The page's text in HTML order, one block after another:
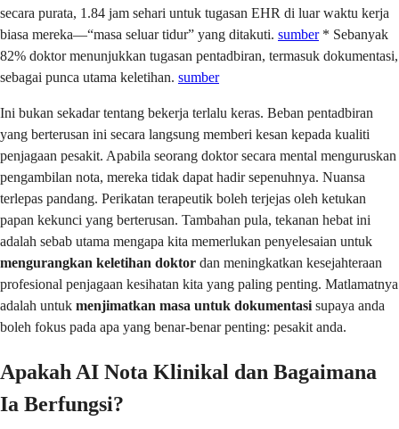
secara purata, 1.84 jam sehari untuk tugasan EHR di luar waktu kerja
biasa mereka—“masa seluar tidur” yang ditakuti. sumber* Sebanyak
82% doktor menunjukkan tugasan pentadbiran, termasuk dokumentasi,
sebagai punca utama keletihan. sumber
Ini bukan sekadar tentang bekerja terlalu keras. Beban pentadbiran
yang berterusan ini secara langsung memberi kesan kepada kualiti
penjagaan pesakit. Apabila seorang doktor secara mental menguruskan
pengambilan nota, mereka tidak dapat hadir sepenuhnya. Nuansa
terlepas pandang. Perikatan terapeutik boleh terjejas oleh ketukan
papan kekunci yang berterusan. Tambahan pula, tekanan hebat ini
adalah sebab utama mengapa kita memerlukan penyelesaian untuk
mengurangkan keletihan doktor dan meningkatkan kesejahteraan
profesional penjagaan kesihatan kita yang paling penting. Matlamatnya
adalah untuk menjimatkan masa untuk dokumentasi supaya anda
boleh fokus pada apa yang benar-benar penting: pesakit anda.
Apakah AI Nota Klinikal dan Bagaimana
Ia Berfungsi?